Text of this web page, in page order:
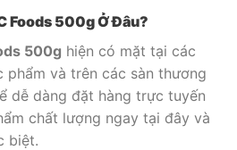
Foods 500g Ở Đâu?
500g hiện có mặt tại các
phẩm và trên các sàn thương
dễ dàng đặt hàng trực tuyến
chất lượng ngay tại đây và
biệt.